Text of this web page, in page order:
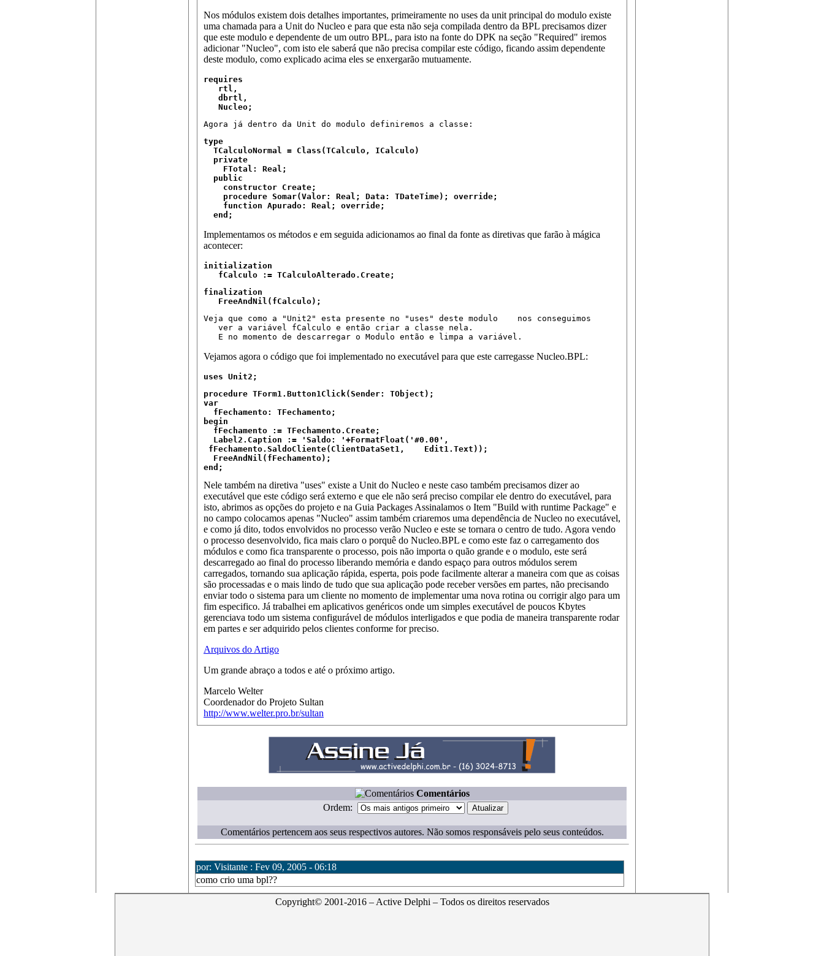
Nos módulos existem dois detalhes importantes, primeiramente no uses da unit principal do modulo existe
uma chamada para a Unit do Nucleo e para que esta não seja compilada dentro da BPL precisamos dizer
que este modulo e dependente de um outro BPL, para isto na fonte do DPK na seção "Required" iremos
adicionar "Nucleo", com isto ele saberá que não precisa compilar este código, ficando assim dependente
deste modulo, como explicado acima eles se enxergarão mutuamente.
requires
   rtl,
   dbrtl,
   Nucleo;
Agora já dentro da Unit do modulo definiremos a classe:
type
  TCalculoNormal = Class(TCalculo, ICalculo)
  private
    FTotal: Real;
  public
    constructor Create;
    procedure Somar(Valor: Real; Data: TDateTime); override;
    function Apurado: Real; override;
  end;
Implementamos os métodos e em seguida adicionamos ao final da fonte as diretivas que farão à mágica
acontecer:
initialization
   fCalculo := TCalculoAlterado.Create;
finalization
   FreeAndNil(fCalculo);
Veja que como a "Unit2" esta presente no "uses" deste modulo    nos conseguimos
   ver a variável fCalculo e então criar a classe nela.
   E no momento de descarregar o Modulo então e limpa a variável.
Vejamos agora o código que foi implementado no executável para que este carregasse Nucleo.BPL:
uses Unit2;
procedure TForm1.Button1Click(Sender: TObject);
var
  fFechamento: TFechamento;
begin
  fFechamento := TFechamento.Create;
  Label2.Caption := 'Saldo: '+FormatFloat('#0.00',
fFechamento.SaldoCliente(ClientDataSet1,    Edit1.Text));
  FreeAndNil(fFechamento);
end;
Nele também na diretiva "uses" existe a Unit do Nucleo e neste caso também precisamos dizer ao
executável que este código será externo e que ele não será preciso compilar ele dentro do executável, para
isto, abrimos as opções do projeto e na Guia Packages Assinalamos o Item "Build with runtime Package" e
no campo colocamos apenas "Nucleo" assim também criaremos uma dependência de Nucleo no executável,
e como já dito, todos envolvidos no processo verão Nucleo e este se tornara o centro de tudo. Agora vendo
o processo desenvolvido, fica mais claro o porquê do Nucleo.BPL e como este faz o carregamento dos
módulos e como fica transparente o processo, pois não importa o quão grande e o modulo, este será
descarregado ao final do processo liberando memória e dando espaço para outros módulos serem
carregados, tornando sua aplicação rápida, esperta, pois pode facilmente alterar a maneira com que as coisas
são processadas e o mais lindo de tudo que sua aplicação pode receber versões em partes, não precisando
enviar todo o sistema para um cliente no momento de implementar uma nova rotina ou corrigir algo para um
fim especifico. Já trabalhei em aplicativos genéricos onde um simples executável de poucos Kbytes
gerenciava todo um sistema configurável de módulos interligados e que podia de maneira transparente rodar
em partes e ser adquirido pelos clientes conforme for preciso.
Arquivos do Artigo
Um grande abraço a todos e até o próximo artigo.
Marcelo Welter
Coordenador do Projeto Sultan
http://www.welter.pro.br/sultan
Comentários
Ordem:
Comentários pertencem aos seus respectivos autores. Não somos responsáveis pelo seus conteúdos.
por: Visitante : Fev 09, 2005 - 06:18
como crio uma bpl??
Copyright© 2001-2016 – Active Delphi – Todos os direitos reservados